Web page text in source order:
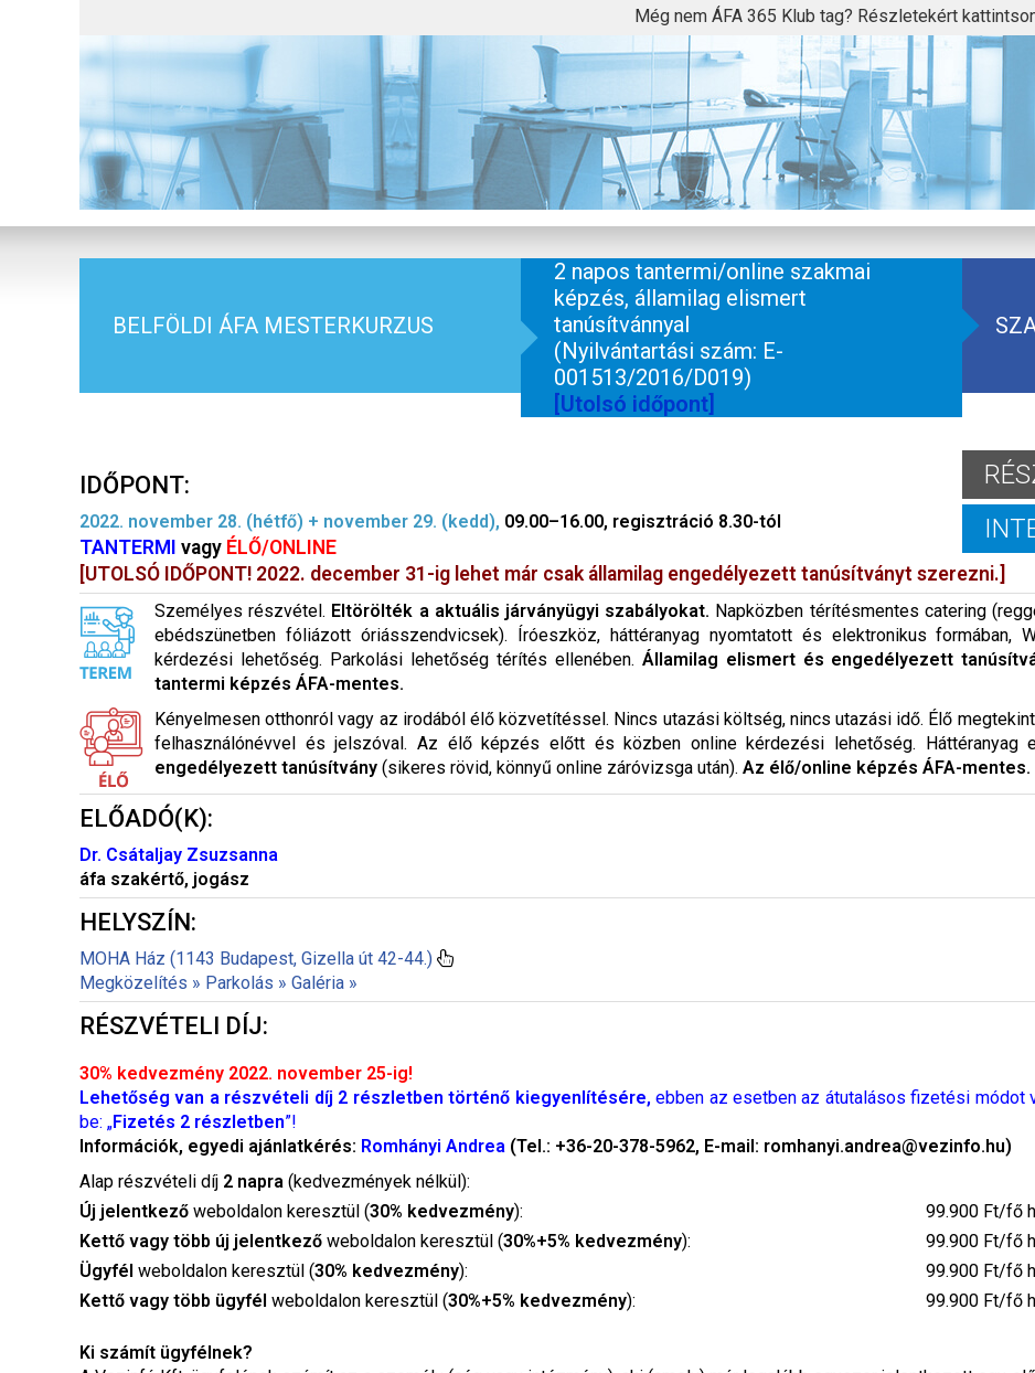
Még nem ÁFA 365 Klub tag? Részletekért
BELFÖLDI ÁFA MESTERKURZUS
2 napos tantermi/online szakmai
képzés, államilag elismert
tanúsítvánnyal
(Nyilvántartási szám: E-
001513/2016/D019)
[Utolsó időpont]
IDŐPONT:
2022. november 28. (hétfő) + november 29. (kedd), 09.00–16.00, regisztráció 8.30-tól
TANTERMI vagy ÉLŐ/ONLINE
[UTOLSÓ IDŐPONT! 2022. december 31-ig lehet már csak államilag engedélyezett tanúsítványt szerezni.]
Személyes részvétel. Eltörölték a aktuális járványügyi szabályokat. Napközben térítésmentes catering
ebédszünetben fóliázott óriásszendvicsek). Íróeszköz, háttéranyag nyomtatott és elektronikus formában,
kérdezési lehetőség. Parkolási lehetőség térítés ellenében. Államilag elismert és engedélyezett
tantermi képzés ÁFA-mentes.
Kényelmesen otthonról vagy az irodából élő közvetítéssel. Nincs utazási költség, nincs utazási idő. Élő
felhasználónévvel és jelszóval. Az élő képzés előtt és közben online kérdezési lehetőség. Háttéranyag
engedélyezett tanúsítvány (sikeres rövid, könnyű online záróvizsga után). Az élő/online képzés ÁFA-mentes.
ELŐADÓ(K):
Dr. Csátaljay Zsuzsanna
áfa szakértő, jogász
HELYSZÍN:
MOHA Ház (1143 Budapest, Gizella út 42-44.)
Megközelítés » Parkolás » Galéria »
RÉSZVÉTELI DÍJ:
30% kedvezmény 2022. november 25-ig!
Lehetőség van a részvételi díj 2 részletben történő kiegyenlítésére,ebben az esetben az átutalásos fizetési módot
be: „Fizetés 2 részletben”!
Információk, egyedi ajánlatkérés: Romhányi Andrea (Tel.: +36-20-378-5962, E-mail: romhanyi.andrea@vezinfo.hu)
Alap részvételi díj 2 napra (kedvezmények nélkül):
Új jelentkező weboldalon keresztül (30% kedvezmény): 99.900 Ft/fő
Kettő vagy több új jelentkező weboldalon keresztül (30%+5% kedvezmény): 99.900 Ft/fő
Ügyfél weboldalon keresztül (30% kedvezmény): 99.900 Ft/fő
Kettő vagy több ügyfél weboldalon keresztül (30%+5% kedvezmény): 99.900 Ft/fő
Ki számít ügyfélnek?